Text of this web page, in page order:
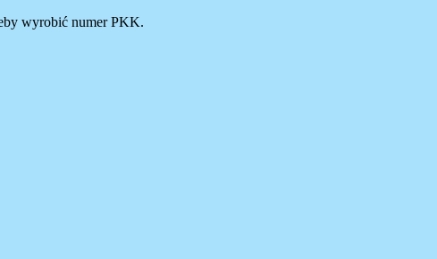
wyrobić numer PKK.